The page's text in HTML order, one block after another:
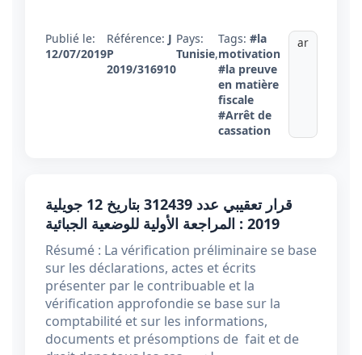
Publié le:
12/07/2019
Référence: J
P
2019/316910
Pays:
Tunisie,
Tags: #la
motivation
#la preuve
en matière
fiscale
#Arrêt de
cassation
ar
قرار تعقيبي عدد 312439 بتاريخ 12 جويلية
2019 : المراجعة الأولية للوضعية الجبائية
Résumé : La vérification préliminaire se base
sur les déclarations, actes et écrits
présenter par le contribuable et la
vérification approfondie se base sur la
comptabilité et sur les informations,
documents et présomptions de fait et de